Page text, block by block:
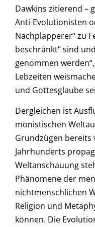
Dawkins zitierend –
Anti-Evolutionisten
Nachplapperer“ zu
beschränkt“ sind
genommen
Lebzeiten
und Gottesglaube
Dergleichen ist
monistischen
Grundzügen bereits
Jahrhunderts
Weltanschauung
Phänomene der
nichtmenschlichen
Religion und
können. Die